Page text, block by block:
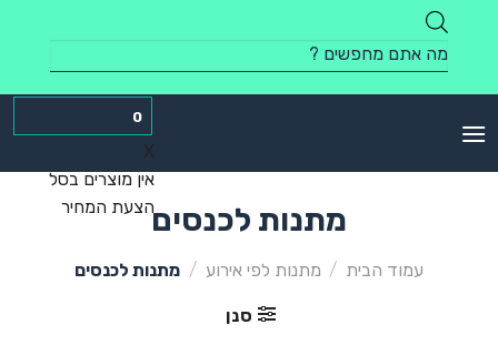
content
Products
search
0
X
אין מוצרים בסל
הצעת המחירמתנות לכנסים
עמוד הבית / מתנות לפי אירוע / מתנות לכנסים
סנן